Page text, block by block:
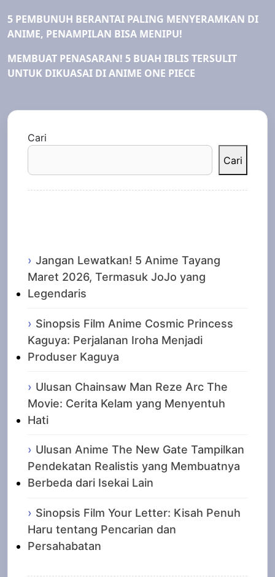
5 PEMBUNUH BERANTAI PALING MENYERAMKAN DI
ANIME, PENAMPILAN BISA MENIPU!
MEMBUAT PENASARAN! 5 BUAH IBLIS TERSULIT
UNTUK DIKUASAI DI ANIME ONE PIECE
Cari
Cari
Jangan Lewatkan! 5 Anime Tayang
Maret 2026, Termasuk JoJo yang
Legendaris
Sinopsis Film Anime Cosmic Princess
Kaguya: Perjalanan Iroha Menjadi
Produser Kaguya
Ulusan Chainsaw Man Reze Arc The
Movie: Cerita Kelam yang Menyentuh
Hati
Ulusan Anime The New Gate Tampilkan
Pendekatan Realistis yang Membuatnya
Berbeda dari Isekai Lain
Sinopsis Film Your Letter: Kisah Penuh
Haru tentang Pencarian dan
Persahabatan